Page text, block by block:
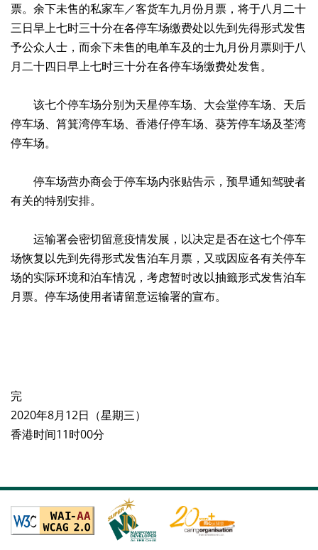
票。余下未售的私家车／客货车九月份月票，将于八月二十
三日早上七时三十分在各停车场缴费处以先到先得形式发售
予公众人士，而余下未售的电单车及的士九月份月票则于八
月二十四日早上七时三十分在各停车场缴费处发售。
该七个停车场分别为天星停车场、大会堂停车场、天后
停车场、筲箕湾停车场、香港仔停车场、葵芳停车场及荃湾
停车场。
停车场营办商会于停车场内张贴告示，预早通知驾驶者
有关的特别安排。
运输署会密切留意疫情发展，以决定是否在这七个停车
场恢复以先到先得形式发售泊车月票，又或因应各有关停车
场的实际环境和泊车情况，考虑暂时改以抽籤形式发售泊车
月票。停车场使用者请留意运输署的宣布。
完
2020年8月12日（星期三）
香港时间11时00分